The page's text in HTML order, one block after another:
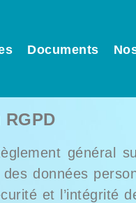
Documents
général
données
et l’intégrité